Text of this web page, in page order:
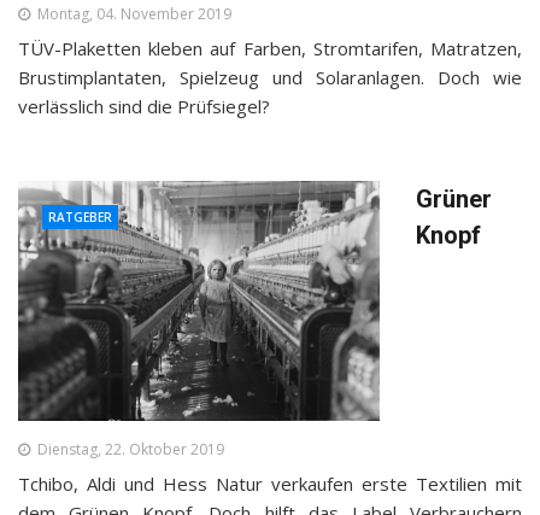
Montag, 04. November 2019
TÜV-Plaketten kleben auf Farben, Stromtarifen, Matratzen,
Brustimplantaten, Spielzeug und Solaranlagen. Doch wie
verlässlich sind die Prüfsiegel?
Grüner
Knopf
RATGEBER
Dienstag, 22. Oktober 2019
Tchibo, Aldi und Hess Natur verkaufen erste Textilien mit